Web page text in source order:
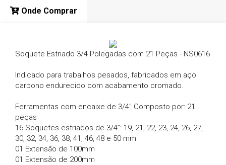
Onde Comprar
Soquete Estriado 3/4 Polegadas com 21 Peças - NS0616
Indicado para trabalhos pesados, fabricados em aço
carbono endurecido com acabamento cromado.
Ferramentas com encaixe de 3/4" Composto por: 21
peças
16 Soquetes estriados de 3/4": 19, 21, 22, 23, 24, 26, 27,
30, 32, 34, 36, 38, 41, 46, 48 e 50 mm
01 Extensão de 100mm
01 Extensão de 200mm